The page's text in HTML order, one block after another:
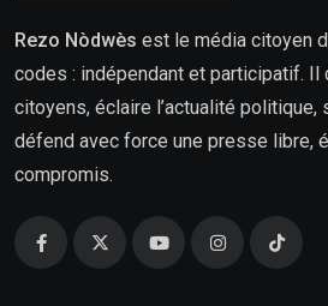
Rezo Nòdwès est le média citoyen
codes : indépendant et participatif. Il
citoyens, éclaire l’actualité politique,
défend avec force une presse libre,
compromis.